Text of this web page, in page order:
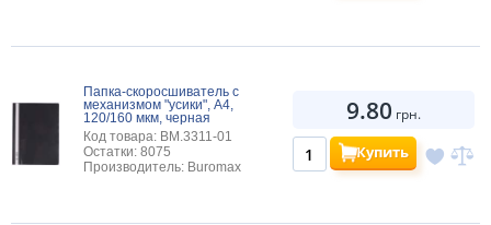
Папка-скоросшиватель с
механизмом "усики", А4,
120/160 мкм, черная
Код товара: BM.3311-01
Остатки: 8075
Производитель: Buromax
9.80 грн.
Купить